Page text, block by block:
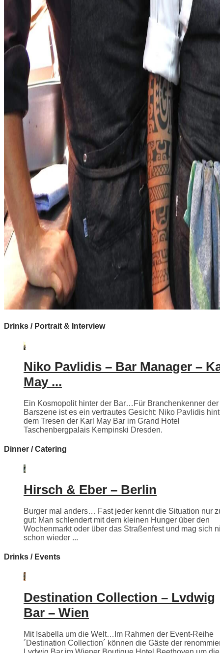
Drinks / Portrait & Interview
Niko Pavlidis – Bar Manager –
May ...
Ein Kosmopolit hinter der Bar…Für Branchenkenner der
Barszene ist es ein vertrautes Gesicht: Niko Pavlidis
dem Tresen der Karl May Bar im Grand Hotel
Taschenbergpalais Kempinski Dresden.
Dinner / Catering
Hirsch & Eber – Berlin
Burger mal anders… Fast jeder kennt die Situation nur
gut: Man schlendert mit dem kleinen Hunger über den
Wochenmarkt oder über das Straßenfest und mag sich
schon wieder ...
Drinks / Events
Destination Collection – Lvdwig
Bar – Wien
Mit Isabella um die Welt…Im Rahmen der Event-Reihe
´Destination Collection´ können die Gäste der